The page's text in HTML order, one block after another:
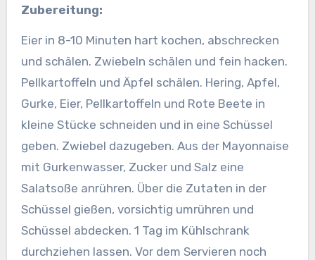
Zubereitung:
Eier in 8-10 Minuten hart kochen, abschrecken
und schälen. Zwiebeln schälen und fein hacken.
Pellkartoffeln und Äpfel schälen. Hering, Apfel,
Gurke, Eier, Pellkartoffeln und Rote Beete in
kleine Stücke schneiden und in eine Schüssel
geben. Zwiebel dazugeben. Aus der Mayonnaise
mit Gurkenwasser, Zucker und Salz eine
Salatsoße anrühren. Über die Zutaten in der
Schüssel gießen, vorsichtig umrühren und
Schüssel abdecken. 1 Tag im Kühlschrank
durchziehen lassen. Vor dem Servieren noch